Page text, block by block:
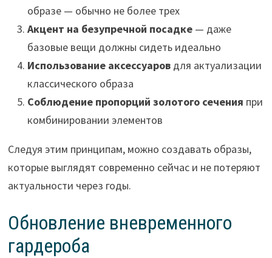
образе — обычно не более трех
Акцент на безупречной посадке— даже
базовые вещи должны сидеть идеально
Использование аксессуаровдля актуализации
классического образа
Соблюдение пропорций золотого сечения при
комбинировании элементов
Следуя этим принципам, можно создавать образы,
которые выглядят современно сейчас и не потеряют
актуальности через годы.
Обновление вневременного
гардероба